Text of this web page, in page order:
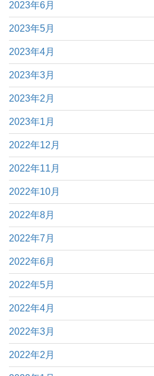
2023年6月
2023年5月
2023年4月
2023年3月
2023年2月
2023年1月
2022年12月
2022年11月
2022年10月
2022年8月
2022年7月
2022年6月
2022年5月
2022年4月
2022年3月
2022年2月